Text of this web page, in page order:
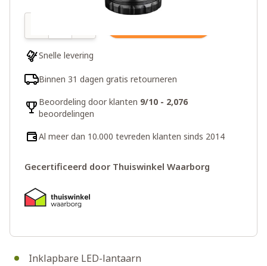
Inklapbare LED-lantaarn
Snelle levering
Binnen 31 dagen gratis retourneren
Beoordeling door klanten 9/10 - 2,076
beoordelingen
Al meer dan 10.000 tevreden klanten sinds 2014
Gecertificeerd door Thuiswinkel Waarborg